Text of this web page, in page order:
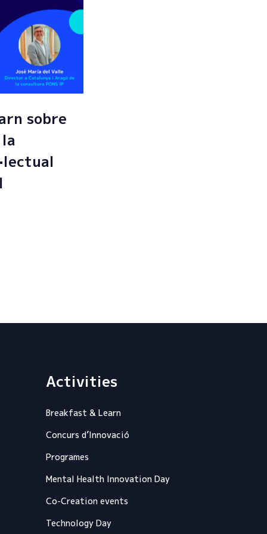
sobre
Activities
Breakfast & Learn
Concurs d’Innovació
Programes
Mental Health Innovation Day
Co-Creation events
Technology Day